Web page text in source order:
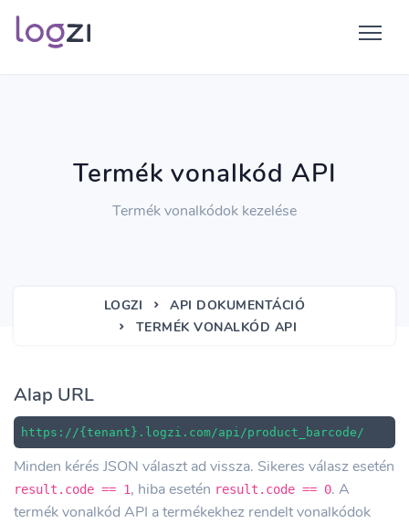
Termék vonalkód API
Termék vonalkódok kezelése
LOGZI
API DOKUMENTÁCIÓ
TERMÉK VONALKÓD API
Alap URL
https://{tenant}.logzi.com/api/product_barcode/
Minden kérés JSON választ ad vissza. Sikeres válasz esetén
result.code == 1, hiba esetén result.code == 0. A
termék vonalkód API a termékekhez rendelt vonalkódok